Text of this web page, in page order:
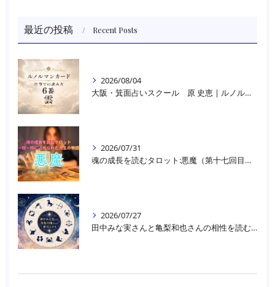
最近の投稿 Recent Posts
2026/08/04
大阪・箕面占いスクール 原 史恵 | ルノルマンカード読み方のコツ「雲」 仕事をテーマに占った場合
2026/07/31
魂の成長を読むタロット:悪魔（第十七回目）｜大阪・箕面占いスクールラブアンドライト
2026/07/27
田中みな実さんと亀梨和也さんの相性を読む｜大阪・箕面占いスクールラブアンドライト